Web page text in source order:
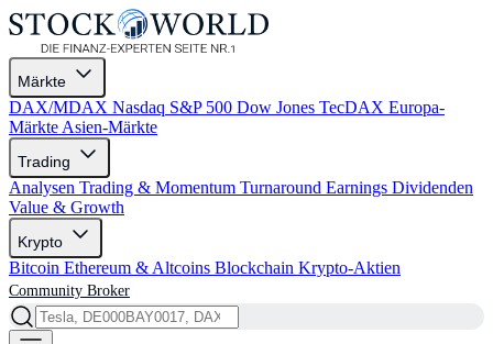
Märkte
DAX/MDAX Nasdaq S&P 500 Dow Jones TecDAX Europa-
Märkte Asien-Märkte
Trading
Analysen Trading & Momentum Turnaround Earnings Dividenden
Value & Growth
Krypto
Bitcoin Ethereum & Altcoins Blockchain Krypto-Aktien
Community Broker